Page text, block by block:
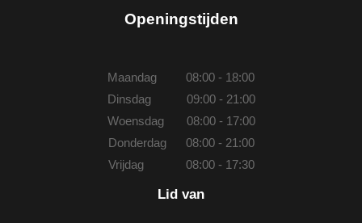
Openingstijden
Maandag 08:00 - 18:00
Dinsdag 09:00 - 21:00
Woensdag 08:00 - 17:00
Donderdag 08:00 - 21:00
Vrijdag 08:00 - 17:30
Lid van